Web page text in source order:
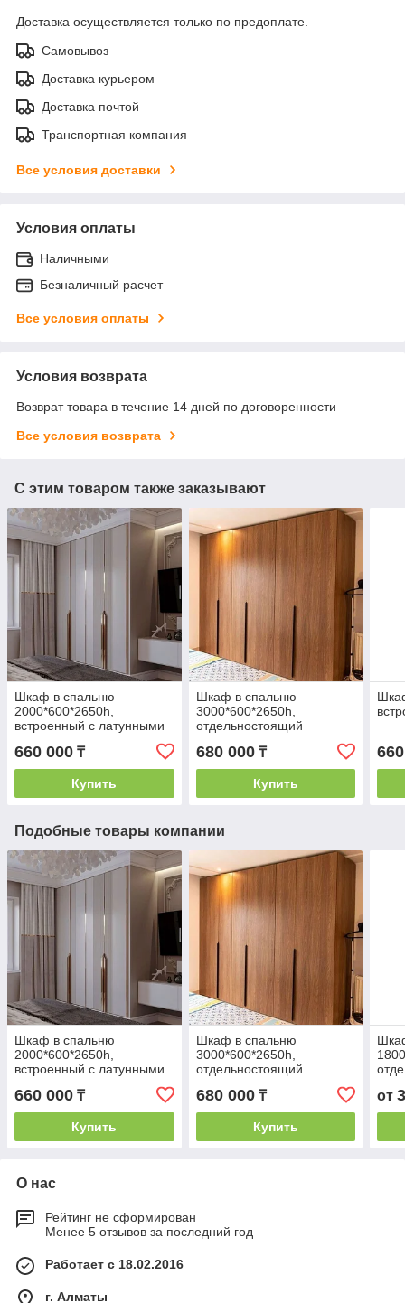
Доставка осуществляется только по предоплате.
Самовывоз
Доставка курьером
Доставка почтой
Транспортная компания
Все условия доставки
Условия оплаты
Наличными
Безналичный расчет
Все условия оплаты
Условия возврата
Возврат товара в течение 14 дней по договоренности
Все условия возврата
С этим товаром также заказывают
Шкаф в спальню
2000*600*2650h,
встроенный с латунными
660 000 ₸
Купить
Шкаф в спальню
3000*600*2650h,
отдельностоящий
680 000₸
Купить
Подобные товары компании
Шкаф в спальню
2000*600*2650h,
встроенный с латунными
660 000 ₸
Купить
Шкаф в спальню
3000*600*2650h,
отдельностоящий
680 000₸
Купить
от
О нас
Рейтинг не сформирован
Менее 5 отзывов за последний год
Работает с 18.02.2016
г. Алматы